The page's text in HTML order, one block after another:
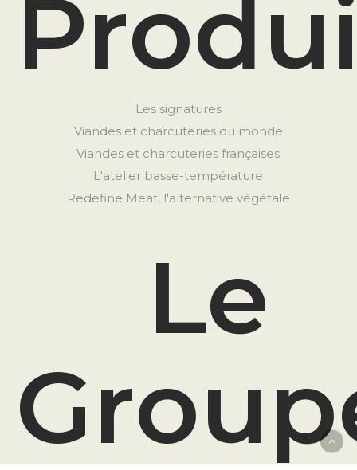
Les signatures
Viandes et charcuteries du monde
Viandes et charcuteries françaises
L'atelier basse-température
Redefine Meat, l'alternative végétale
Le